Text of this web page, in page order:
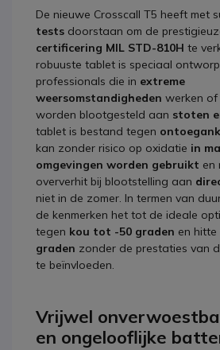
De nieuwe Crosscall T5 heeft met
tests doorstaan ​​om de
certificering MIL STD-810H te
robuuste tablet is speciaal
professionals die in extreme
weersomstandigheden werken
worden blootgesteld aan stoten
tablet is bestand tegen
kan zonder risico op oxidatie in
omgevingen worden gebruikt en
oververhit bij blootstelling aan
niet in de zomer. In termen van
de kenmerken het tot de ideale
tegen kou tot -50 graden en hitte
graden zonder de prestaties van
te beïnvloeden.
Vrijwel
en ongelooflijke